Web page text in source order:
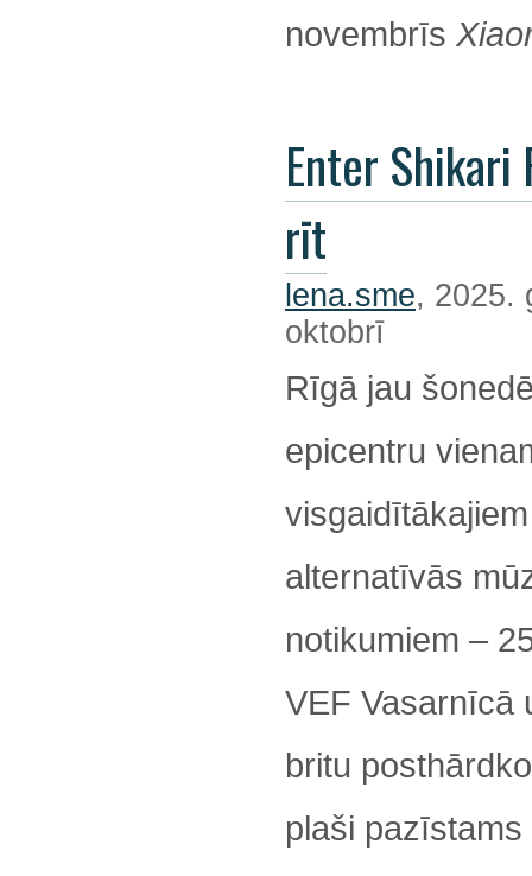
novembrīs
Enter Shikari
rīt
lena.sme, 2025.
oktobrī
Rīgā jau
epicentru
visgaidītākajiem
alternatīvās
notikumiem –
VEF Vasarnīcā
britu
plaši